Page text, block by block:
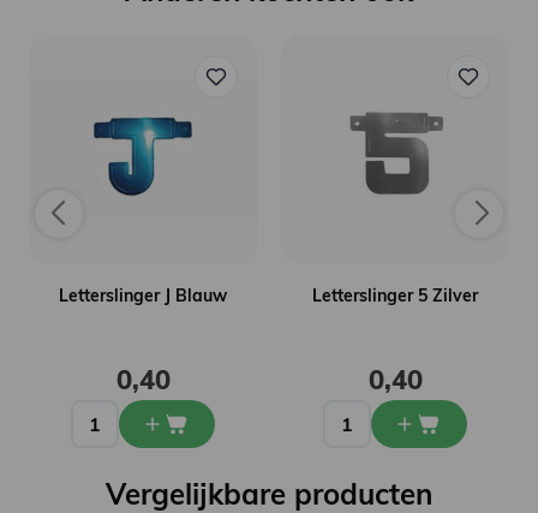
Letterslinger J Blauw
0,40
Letterslinger 5 Zilver
0,40
Vergelijkbare producten